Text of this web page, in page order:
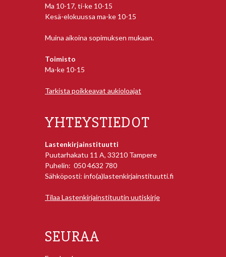
Ma 10-17, ti-ke 10-15
Kesä-elokuussa ma-ke 10-15
Muina aikoina sopimuksen mukaan.
Toimisto
Ma-ke 10-15
Tarkista poikkeavat aukioloajat
YHTEYSTIEDOT
Lastenkirjainstituutti
Puutarhakatu 11 A, 33210 Tampere
Puhelin: 050 4632 780
Sähköposti: info(a)lastenkirjainstituutti.fi
Tilaa Lastenkirjainstituutin uutiskirje
SEURAA